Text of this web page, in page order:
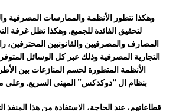
وهكذاتتطور الأنظمةوالممارساتالمصرفية
لتحقيقالفائدةللجميع.وهكذاتظلغرفة
المصارف والمصرفيينوالقانونيينالمحترفين،
التجاريةالمصرفيةوذلكعبر كلالوسائل
الأنظمةالمتطورةلحسمالمنازعاتبين
بنظامال“دوكدكس”المهنيالسريع.وعلي
قطاعاتهم،عندالحاجة،الاستفادة منهذاالمنفذ